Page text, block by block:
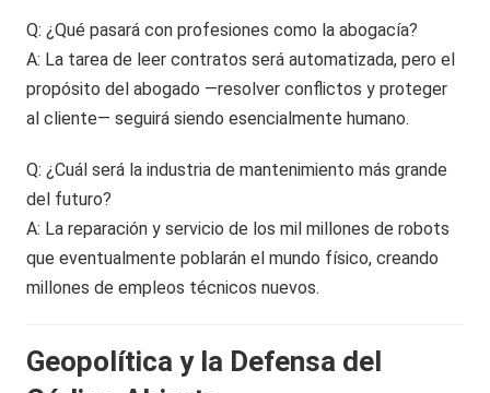
Q: ¿Qué pasará con profesiones como la abogacía?
A: La tarea de leer contratos será automatizada, pero el
propósito del abogado —resolver conflictos y proteger
al cliente— seguirá siendo esencialmente humano.
Q: ¿Cuál será la industria de mantenimiento más grande
del futuro?
A: La reparación y servicio de los mil millones de robots
que eventualmente poblarán el mundo físico, creando
millones de empleos técnicos nuevos.
Geopolítica y la Defensa del